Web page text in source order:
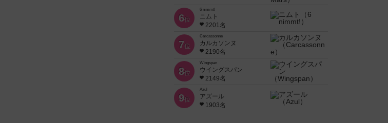
6位
6 nimmt!
ニムト
2201名
7位
Carcassonne
カルカソンヌ
2190名
8位
Wingspan
ウイングスパン
2149名
9位
Azul
アズール
1903名